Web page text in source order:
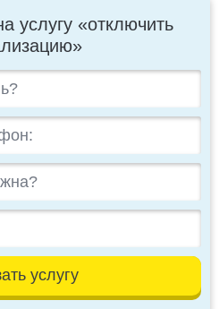
услугу «отключить
услугу